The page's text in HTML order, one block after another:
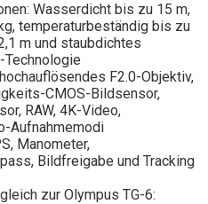
Wasserdicht bis zu 15 m,
temperaturbeständig bis zu
m und staubdichtes
Technologie
F2.0-Objektiv,
CMOS-Bildsensor,
RAW, 4K-Video,
Aufnahmemodi
Manometer,
Bildfreigabe und Tracking
zur Olympus TG-6: